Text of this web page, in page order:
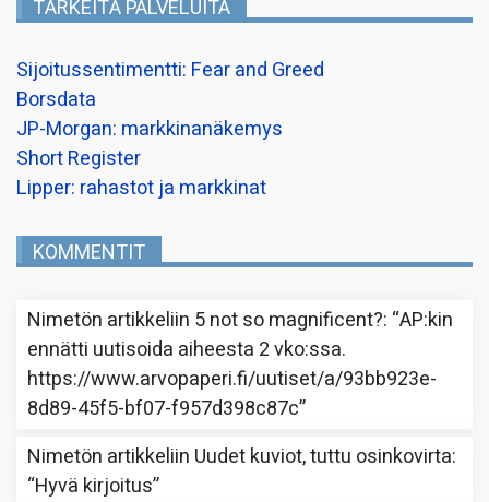
TÄRKEITÄ PALVELUITA
Sijoitussentimentti: Fear and Greed
Borsdata
JP-Morgan: markkinanäkemys
Short Register
Lipper: rahastot ja markkinat
KOMMENTIT
Nimetön artikkeliin 5 not so magnificent?: “AP:kin
ennätti uutisoida aiheesta 2 vko:ssa.
https://www.arvopaperi.fi/uutiset/a/93bb923e-
8d89-45f5-bf07-f957d398c87c”
Nimetön artikkeliin Uudet kuviot, tuttu osinkovirta:
“Hyvä kirjoitus”